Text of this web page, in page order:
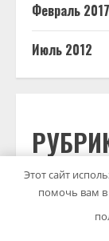
Февраль 2017
Июль 2012
Бизнес
Этот сайт
помочь вам в